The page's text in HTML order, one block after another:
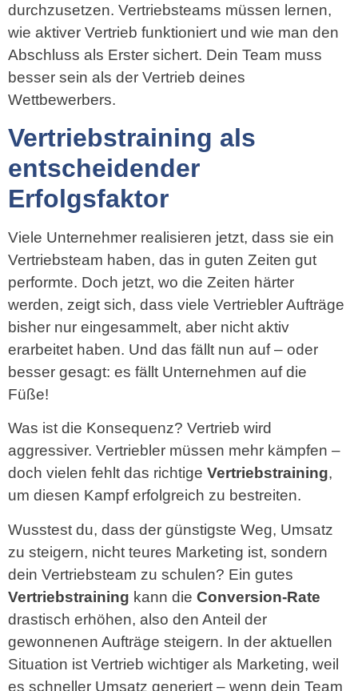
durchzusetzen. Vertriebsteams müssen lernen,
wie aktiver Vertrieb funktioniert und wie man den
Abschluss als Erster sichert. Dein Team muss
besser sein als der Vertrieb deines
Wettbewerbers.
Vertriebstraining als
entscheidender
Erfolgsfaktor
Viele Unternehmer realisieren jetzt, dass sie ein
Vertriebsteam haben, das in guten Zeiten gut
performte. Doch jetzt, wo die Zeiten härter
werden, zeigt sich, dass viele Vertriebler Aufträge
bisher nur eingesammelt, aber nicht aktiv
erarbeitet haben. Und das fällt nun auf – oder
besser gesagt: es fällt Unternehmen auf die
Füße!
Was ist die Konsequenz? Vertrieb wird
aggressiver. Vertriebler müssen mehr kämpfen –
doch vielen fehlt das richtige Vertriebstraining,
um diesen Kampf erfolgreich zu bestreiten.
Wusstest du, dass der günstigste Weg, Umsatz
zu steigern, nicht teures Marketing ist, sondern
dein Vertriebsteam zu schulen? Ein gutes
Vertriebstraining kann die Conversion-Rate
drastisch erhöhen, also den Anteil der
gewonnenen Aufträge steigern. In der aktuellen
Situation ist Vertrieb wichtiger als Marketing, weil
es schneller Umsatz generiert – wenn dein Team